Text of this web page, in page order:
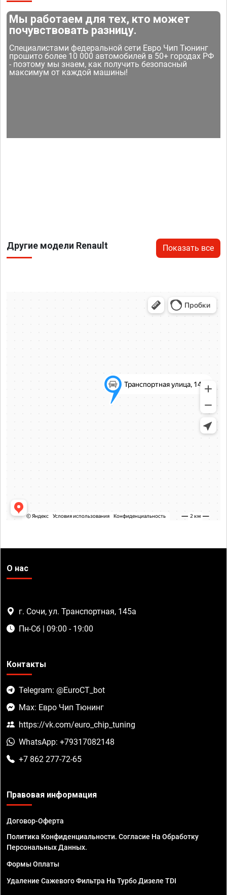
Мы работаем для тех, кто может
почувствовать разницу.
Специалистами федеральной сети Евро Чип Тюнинг
прошито более 10 000 автомобилей в 50+ городах РФ
- поэтому мы знаем, как получить безопасный
максимум от каждой машины!
Другие модели Renault Показать все
О нас
г. Сочи, ул. Транспортная, 145а
Пн-Сб | 09:00 - 19:00
Контакты
Telegram: @EuroCT_bot
Max: Евро Чип Тюнинг
https://vk.com/euro_chip_tuning
WhatsApp: +79317082148
+7 862 277-72-65
Правовая информация
Договор-Оферта
Политика Конфиденциальности. Согласие На Обработку
Персональных Данных.
Формы Оплаты
Удаление Сажевого Фильтра На Турбо Дизеле TDI